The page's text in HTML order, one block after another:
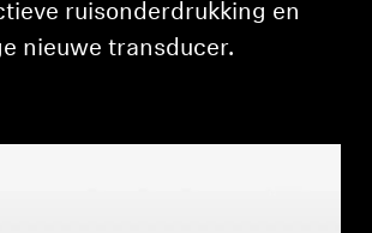
ruisonderdrukking en
nieuwe transducer.